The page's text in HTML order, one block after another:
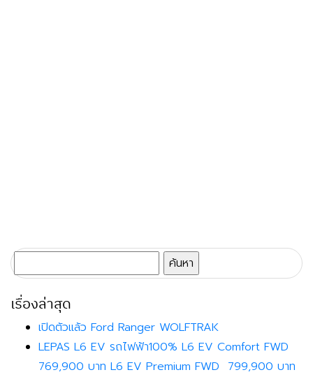
สำหรับ:
เรื่องล่าสุด
เปิดตัวแล้ว Ford Ranger WOLFTRAK
LEPAS L6 EV รถไฟฟ้า100% L6 EV Comfort FWD
769,900 บาท L6 EV Premium FWD 799,900 บาท